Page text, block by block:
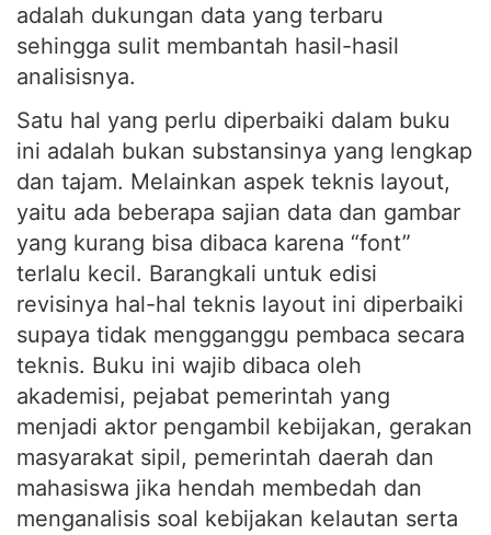
adalah dukungan data yang terbaru
sehingga sulit membantah hasil-hasil
analisisnya.
Satu hal yang perlu diperbaiki dalam buku
ini adalah bukan substansinya yang lengkap
dan tajam. Melainkan aspek teknis layout,
yaitu ada beberapa sajian data dan gambar
yang kurang bisa dibaca karena “font”
terlalu kecil. Barangkali untuk edisi
revisinya hal-hal teknis layout ini diperbaiki
supaya tidak mengganggu pembaca secara
teknis. Buku ini wajib dibaca oleh
akademisi, pejabat pemerintah yang
menjadi aktor pengambil kebijakan, gerakan
masyarakat sipil, pemerintah daerah dan
mahasiswa jika hendah membedah dan
menganalisis soal kebijakan kelautan serta